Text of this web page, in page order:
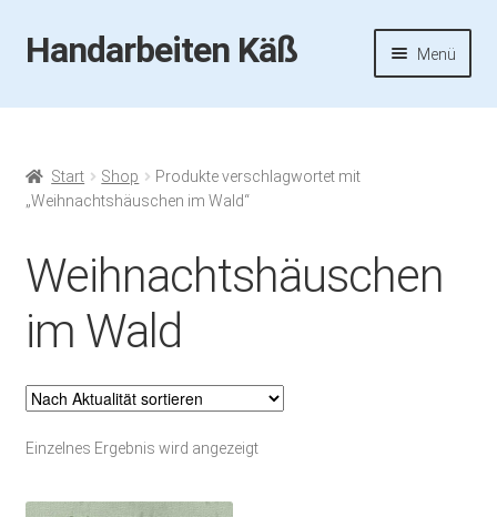
Zur
Navigation
Zum
Inhalt
Handarbeiten Käß Menü
Startseite
Aktuelles
Termine
Handarbeiten-Käß-Shop
Kasse
Mein Konto
Start Shop
Produkte verschlagwortet mit
„Weihnachtshäuschen im Wald“
Weihnachtshäuschen
im Wald
Einzelnes Ergebnis wird angezeigt